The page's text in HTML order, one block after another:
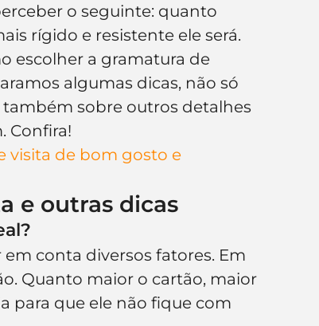
o seguinte: quanto
rígido e resistente ele será.
escolher a gramatura de
algumas dicas, não só
sobre outros detalhes
Confira!
visita de bom gosto e
e outras dicas
conta diversos fatores. Em
Quanto maior o cartão, maior
para que ele não fique com